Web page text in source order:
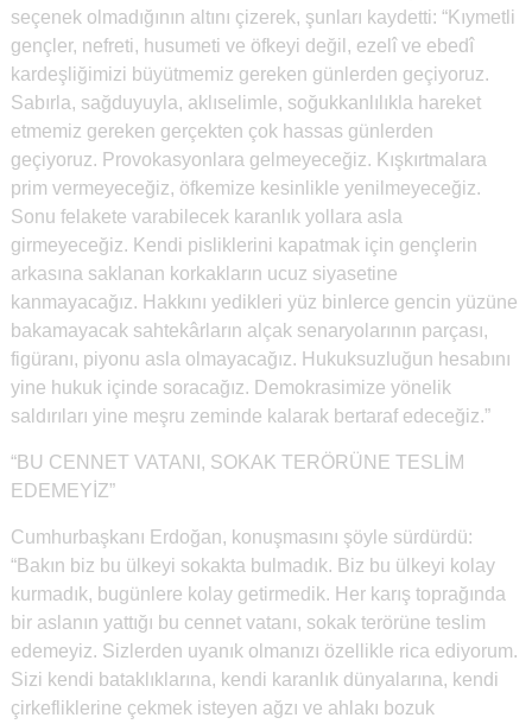
seçenek olmadığının altını çizerek, şunları kaydetti: “Kıymetli
gençler, nefreti, husumeti ve öfkeyi değil, ezelî ve ebedî
kardeşliğimizi büyütmemiz gereken günlerden geçiyoruz.
Sabırla, sağduyuyla, aklıselimle, soğukkanlılıkla hareket
etmemiz gereken gerçekten çok hassas günlerden
geçiyoruz. Provokasyonlara gelmeyeceğiz. Kışkırtmalara
prim vermeyeceğiz, öfkemize kesinlikle yenilmeyeceğiz.
Sonu felakete varabilecek karanlık yollara asla
girmeyeceğiz. Kendi pisliklerini kapatmak için gençlerin
arkasına saklanan korkakların ucuz siyasetine
kanmayacağız. Hakkını yedikleri yüz binlerce gencin yüzüne
bakamayacak sahtekârların alçak senaryolarının parçası,
figüranı, piyonu asla olmayacağız. Hukuksuzluğun hesabını
yine hukuk içinde soracağız. Demokrasimize yönelik
saldırıları yine meşru zeminde kalarak bertaraf edeceğiz.”
“BU CENNET VATANI, SOKAK TERÖRÜNE TESLİM
EDEMEYİZ”
Cumhurbaşkanı Erdoğan, konuşmasını şöyle sürdürdü:
“Bakın biz bu ülkeyi sokakta bulmadık. Biz bu ülkeyi kolay
kurmadık, bugünlere kolay getirmedik. Her karış toprağında
bir aslanın yattığı bu cennet vatanı, sokak terörüne teslim
edemeyiz. Sizlerden uyanık olmanızı özellikle rica ediyorum.
Sizi kendi bataklıklarına, kendi karanlık dünyalarına, kendi
çirkefliklerine çekmek isteyen ağzı ve ahlakı bozuk